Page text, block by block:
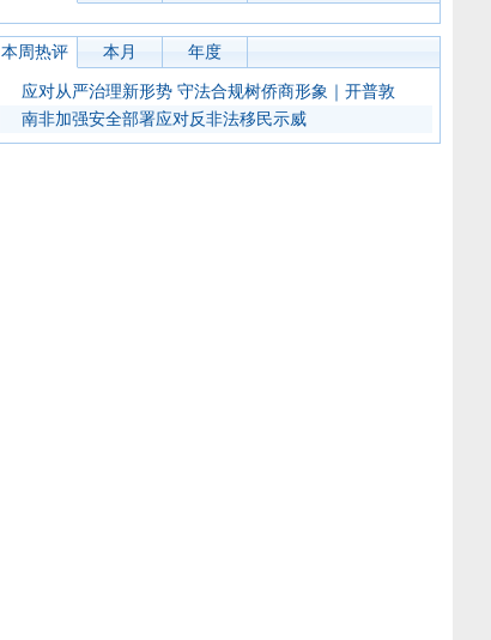
本周热评 本月 年度
应对从严治理新形势 守法合规树侨商形象｜开普敦
南非加强安全部署应对反非法移民示威